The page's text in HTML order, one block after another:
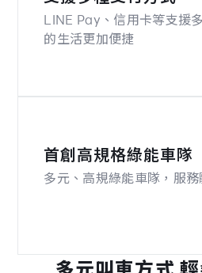
LINE Pay、信用卡等支援
的生活更加便捷
首創高規格綠能車隊
多元、高規綠能車隊，服